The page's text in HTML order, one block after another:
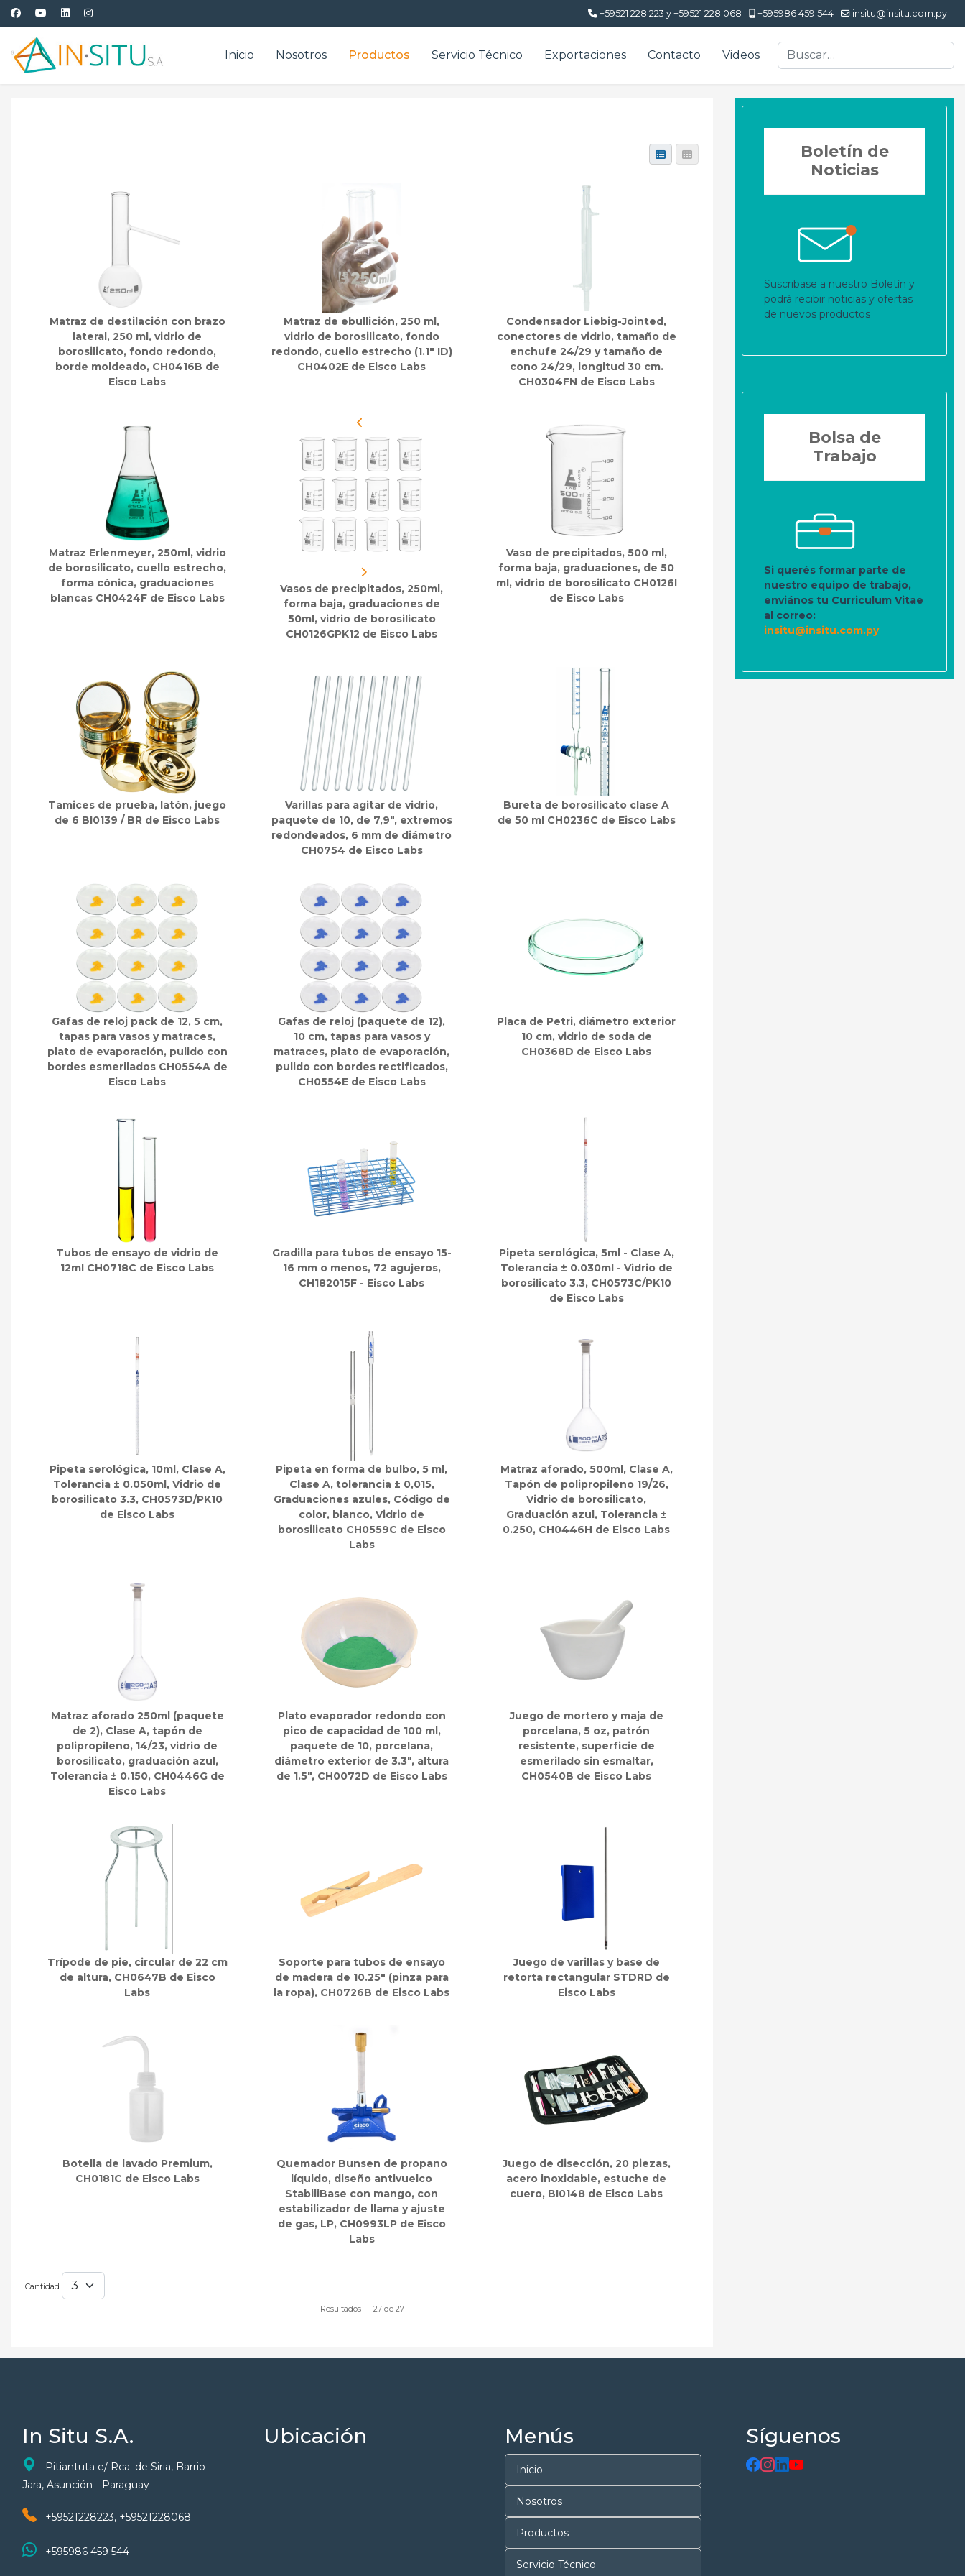
+59521 228 223 y +59521 228 068 +595986 459 544 insitu@insitu.com.py
Inicio Nosotros Productos Servicio Técnico Exportaciones Contacto Videos Buscar
Matraz de destilación con brazo
lateral, 250 ml, vidrio de
borosilicato, fondo redondo,
borde moldeado, CH0416B de
Eisco Labs
Matraz de ebullición, 250 ml,
vidrio de borosilicato, fondo
redondo, cuello estrecho (1.1" ID)
CH0402E de Eisco Labs
Condensador Liebig-Jointed,
conectores de vidrio, tamaño de
enchufe 24/29 y tamaño de
cono 24/29, longitud 30 cm.
CH0304FN de Eisco Labs
Matraz Erlenmeyer, 250ml, vidrio
de borosilicato, cuello estrecho,
forma cónica, graduaciones
blancas CH0424F de Eisco Labs
Vasos de precipitados, 250ml,
forma baja, graduaciones de
50ml, vidrio de borosilicato
CH0126GPK12 de Eisco Labs
Vaso de precipitados, 500 ml,
forma baja, graduaciones, de 50
ml, vidrio de borosilicato CH0126I
de Eisco Labs
Tamices de prueba, latón, juego
de 6 BI0139 / BR de Eisco Labs
Varillas para agitar de vidrio,
paquete de 10, de 7,9", extremos
redondeados, 6 mm de diámetro
CH0754 de Eisco Labs
Bureta de borosilicato clase A
de 50 ml CH0236C de Eisco Labs
Gafas de reloj pack de 12, 5 cm,
tapas para vasos y matraces,
plato de evaporación, pulido con
bordes esmerilados CH0554A de
Eisco Labs
Gafas de reloj (paquete de 12),
10 cm, tapas para vasos y
matraces, plato de evaporación,
pulido con bordes rectificados,
CH0554E de Eisco Labs
Placa de Petri, diámetro exterior
10 cm, vidrio de soda de
CH0368D de Eisco Labs
Tubos de ensayo de vidrio de
12ml CH0718C de Eisco Labs
Gradilla para tubos de ensayo 15-
16 mm o menos, 72 agujeros,
CH182015F - Eisco Labs
Pipeta serológica, 5ml - Clase A,
Tolerancia ± 0.030ml - Vidrio de
borosilicato 3.3, CH0573C/PK10
de Eisco Labs
Pipeta serológica, 10ml, Clase A,
Tolerancia ± 0.050ml, Vidrio de
borosilicato 3.3, CH0573D/PK10
de Eisco Labs
Pipeta en forma de bulbo, 5 ml,
Clase A, tolerancia ± 0,015,
Graduaciones azules, Código de
color, blanco, Vidrio de
borosilicato CH0559C de Eisco
Labs
Matraz aforado, 500ml, Clase A,
Tapón de polipropileno 19/26,
Vidrio de borosilicato,
Graduación azul, Tolerancia ±
0.250, CH0446H de Eisco Labs
Matraz aforado 250ml (paquete
de 2), Clase A, tapón de
polipropileno, 14/23, vidrio de
borosilicato, graduación azul,
Tolerancia ± 0.150, CH0446G de
Eisco Labs
Plato evaporador redondo con
pico de capacidad de 100 ml,
paquete de 10, porcelana,
diámetro exterior de 3.3", altura
de 1.5", CH0072D de Eisco Labs
Juego de mortero y maja de
porcelana, 5 oz, patrón
resistente, superficie de
esmerilado sin esmaltar,
CH0540B de Eisco Labs
Trípode de pie, circular de 22 cm
de altura, CH0647B de Eisco
Labs
Soporte para tubos de ensayo
de madera de 10.25" (pinza para
la ropa), CH0726B de Eisco Labs
Juego de varillas y base de
retorta rectangular STDRD de
Eisco Labs
Botella de lavado Premium,
CH0181C de Eisco Labs
Quemador Bunsen de propano
líquido, diseño antivuelco
StabiliBase con mango, con
estabilizador de llama y ajuste
de gas, LP, CH0993LP de Eisco
Labs
Juego de disección, 20 piezas,
acero inoxidable, estuche de
cuero, BI0148 de Eisco Labs
Cantidad
Resultados 1 - 27 de 27
Boletín de
Noticias
Suscribase a nuestro Boletín y
podrá recibir noticias y ofertas
de nuevos productos
Bolsa de
Trabajo
Si querés formar parte de
nuestro equipo de trabajo,
enviános tu Curriculum Vitae
al correo:
insitu@insitu.com.py
In Situ S.A.
Pitiantuta e/ Rca. de Siria, Barrio
Jara, Asunción - Paraguay
+59521228223, +59521228068
+595986 459 544
Ubicación Menús
Inicio
Nosotros
Productos
Servicio Técnico
Síguenos